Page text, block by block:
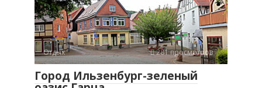
Отдых 281 просмотров
Город Ильзенбург-зеленый